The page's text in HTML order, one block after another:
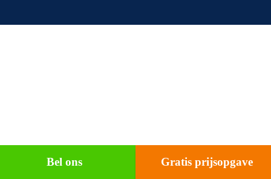
Bel ons Gratis prijsopgave